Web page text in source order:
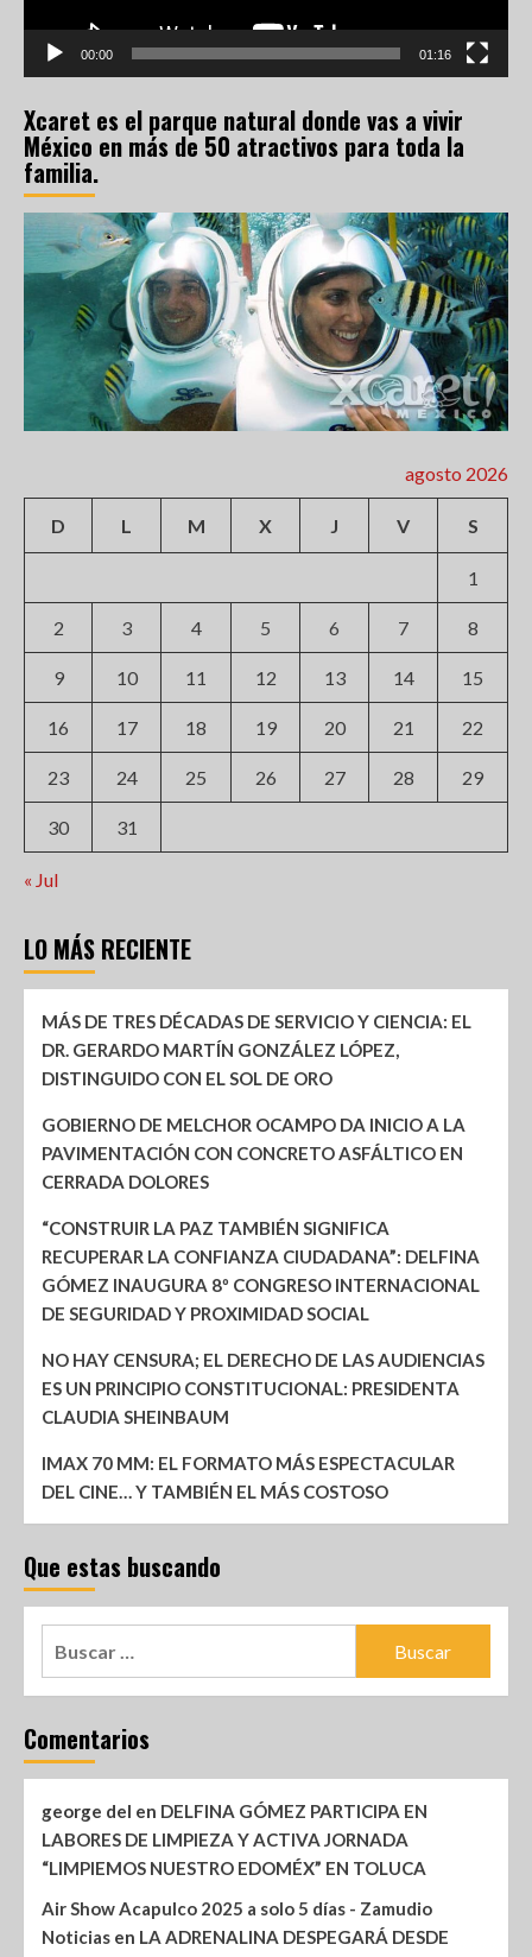
00:00 01:16
Xcaret es el parque natural donde vas a vivir
México en más de 50 atractivos para toda la
familia.
agosto 2026
D L M X J V S
1
2 3 4 5 6 7 8
9 10 11 12 13 14 15
16 17 18 19 20 21 22
23 24 25 26 27 28 29
30 31
« Jul
LO MÁS RECIENTE
MÁS DE TRES DÉCADAS DE SERVICIO Y CIENCIA: EL
DR. GERARDO MARTÍN GONZÁLEZ LÓPEZ,
DISTINGUIDO CON EL SOL DE ORO
GOBIERNO DE MELCHOR OCAMPO DA INICIO A LA
PAVIMENTACIÓN CON CONCRETO ASFÁLTICO EN
CERRADA DOLORES
“CONSTRUIR LA PAZ TAMBIÉN SIGNIFICA
RECUPERAR LA CONFIANZA CIUDADANA”: DELFINA
GÓMEZ INAUGURA 8º CONGRESO INTERNACIONAL
DE SEGURIDAD Y PROXIMIDAD SOCIAL
NO HAY CENSURA; EL DERECHO DE LAS AUDIENCIAS
ES UN PRINCIPIO CONSTITUCIONAL: PRESIDENTA
CLAUDIA SHEINBAUM
IMAX 70 MM: EL FORMATO MÁS ESPECTACULAR
DEL CINE… Y TAMBIÉN EL MÁS COSTOSO
Que estas buscando
Comentarios
george del en DELFINA GÓMEZ PARTICIPA EN
LABORES DE LIMPIEZA Y ACTIVA JORNADA
“LIMPIEMOS NUESTRO EDOMÉX” EN TOLUCA
Air Show Acapulco 2025 a solo 5 días - Zamudio
Noticias en LA ADRENALINA DESPEGARÁ DESDE